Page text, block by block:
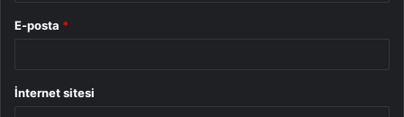
E-posta *
İnternet sitesi